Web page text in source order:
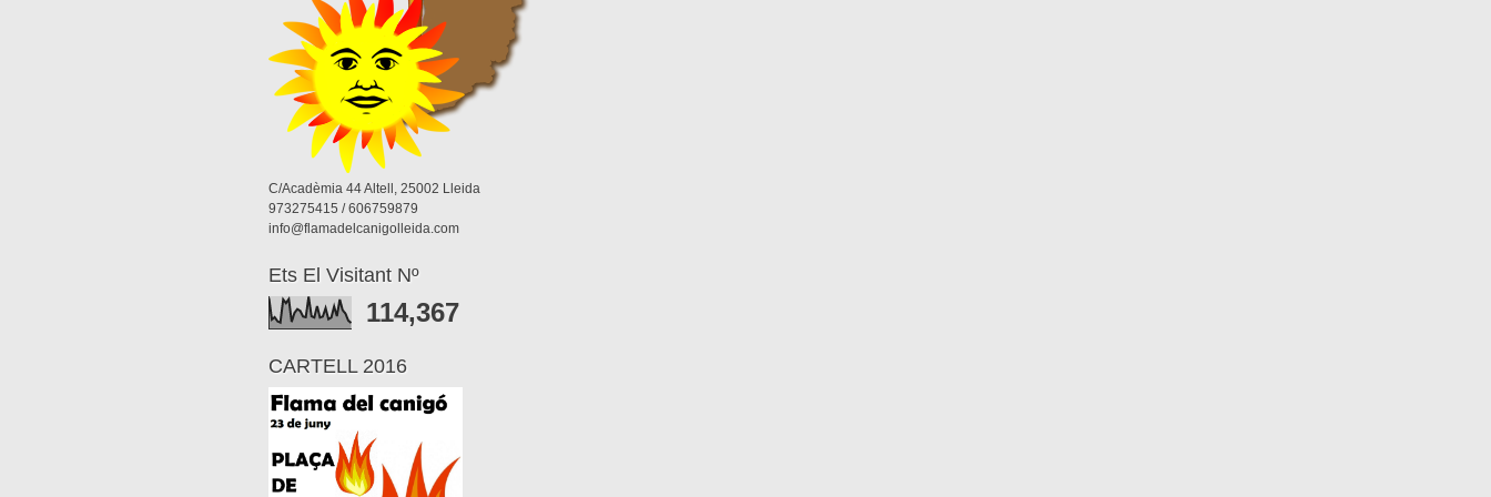
C/Acadèmia 44 Altell, 25002 Lleida
973275415 / 606759879
info@flamadelcanigolleida.com
Ets El Visitant Nº
114,367
CARTELL 2016